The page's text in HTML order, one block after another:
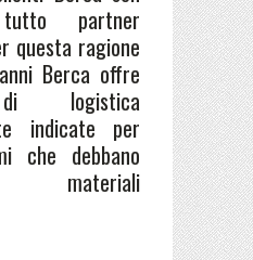
partner
questa ragione
Berca offre
logistica
indicate per
che debbano
materiali